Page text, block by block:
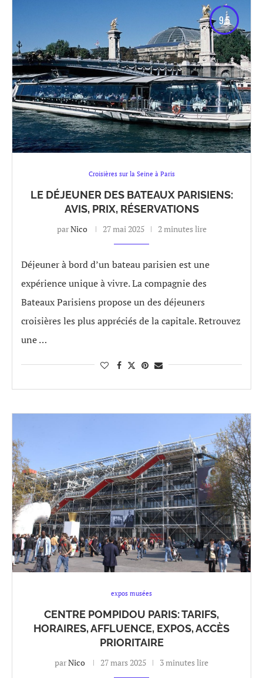
9.5
Croisières sur la Seine à Paris
LE DÉJEUNER DES BATEAUX PARISIENS:
AVIS, PRIX, RÉSERVATIONS
parNico 27 mai 2025 2 minutes lire
Déjeuner à bord d’un bateau parisien est une
expérience unique à vivre. La compagnie des
Bateaux Parisiens propose un des déjeuners
croisières les plus appréciés de la capitale. Retrouvez
une …
expos musées
CENTRE POMPIDOU PARIS: TARIFS,
HORAIRES, AFFLUENCE, EXPOS, ACCÈS
PRIORITAIRE
parNico 27 mars 2025 3 minutes lire